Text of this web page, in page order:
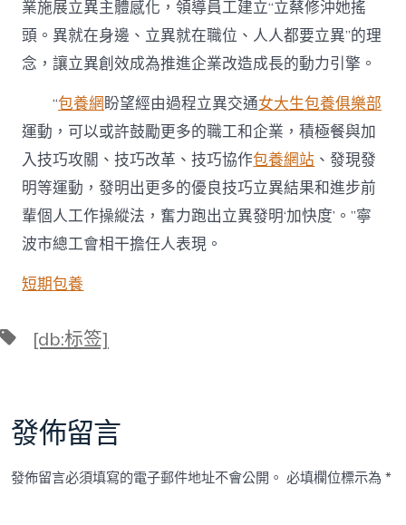
業施展立異主體感化，領導員工建立“立蔡修沖她搖
頭。異就在身邊、立異就在職位、人人都要立異”的理
念，讓立異創效成為推進企業改造成長的動力引擎。
“包養網盼望經由過程立異交通女大生包養俱樂部
運動，可以或許鼓勵更多的職工和企業，積極餐與加
入技巧攻關、技巧改革、技巧協作包養網站 、發現發
明等運動，發明出更多的優良技巧立異結果和進步前
輩個人工作操縱法，奮力跑出立異發明‘加快度’。”寧
波市總工會相干擔任人表現。
短期包養
標 [db:标签]
發佈留言
發佈留言必須填寫的電子郵件地址不會公開。 必填欄位標示為*